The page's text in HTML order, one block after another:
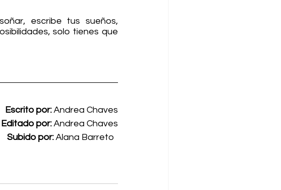
escribe tus sueños,
solo tienes que
Escrito por: Andrea Chaves
Editado por: Andrea Chaves
Subido por: Alana Barreto